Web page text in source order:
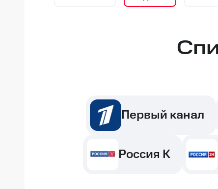
Первый канал
Россия К